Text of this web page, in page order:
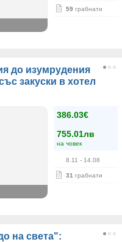
59 грабнати
до изумрудения
закуски в хотел
386.03€
755.01лв
на човек
8.11 - 14.08
31 грабнати
на света":